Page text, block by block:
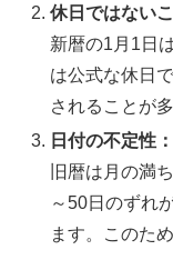
休日ではないこ
新暦の1月1日
は公式な休日
されることが
日付の不定性：
旧暦は月の満
～50日のずれ
ます。このた